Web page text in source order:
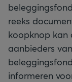
reeks
koopknop kan
aanbieders
informeren